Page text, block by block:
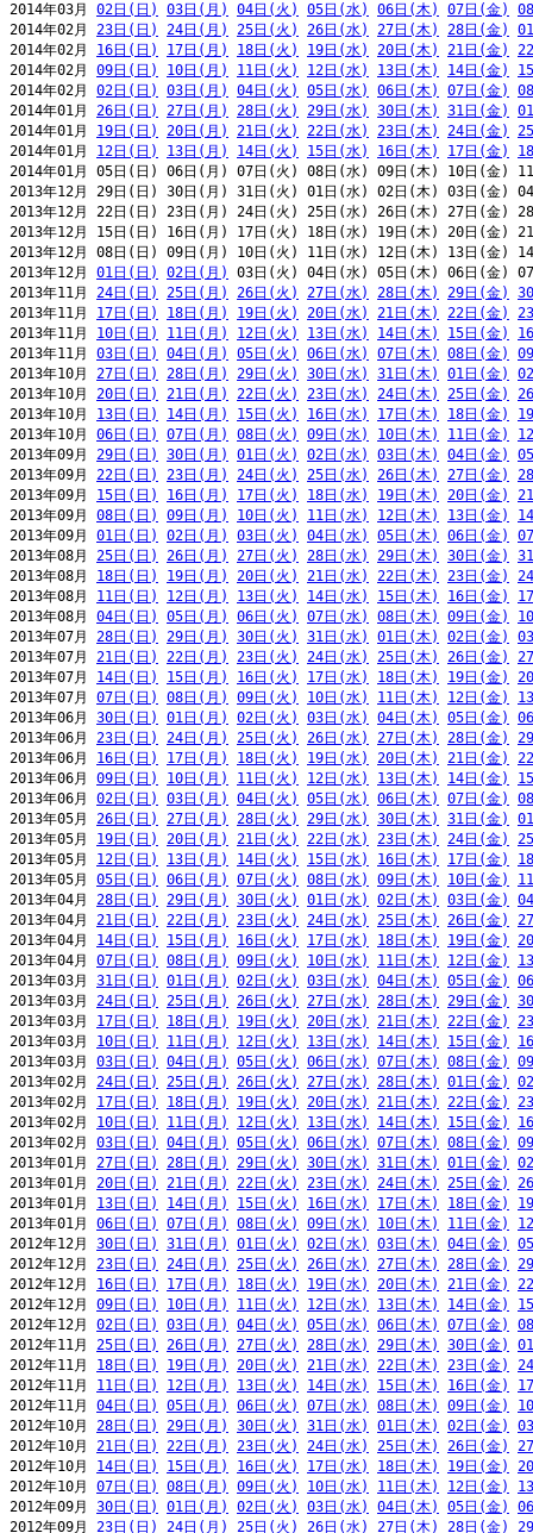
2014年03月 02日(日) 03日(月) 04日(火) 05日(水) 06日(木) 07日(金)
2014年02月 23日(日) 24日(月) 25日(火) 26日(水) 27日(木) 28日(金)
2014年02月 16日(日) 17日(月) 18日(火) 19日(水) 20日(木) 21日(金)
2014年02月 09日(日) 10日(月) 11日(火) 12日(水) 13日(木) 14日(金)
2014年02月 02日(日) 03日(月) 04日(火) 05日(水) 06日(木) 07日(金)
2014年01月 26日(日) 27日(月) 28日(火) 29日(水) 30日(木) 31日(金)
2014年01月 19日(日) 20日(月) 21日(火) 22日(水) 23日(木) 24日(金)
2014年01月 12日(日) 13日(月) 14日(火) 15日(水) 16日(木) 17日(金)
2014年01月 05日(日) 06日(月) 07日(火) 08日(水) 09日(木) 10日(金)
2013年12月 29日(日) 30日(月) 31日(火) 01日(水) 02日(木) 03日(金)
2013年12月 22日(日) 23日(月) 24日(火) 25日(水) 26日(木) 27日(金)
2013年12月 15日(日) 16日(月) 17日(火) 18日(水) 19日(木) 20日(金)
2013年12月 08日(日) 09日(月) 10日(火) 11日(水) 12日(木) 13日(金)
2013年12月 01日(日) 02日(月)
03日(火) 04日(水) 05日(木) 06日(金)
2013年11月 24日(日) 25日(月) 26日(火) 27日(水) 28日(木) 29日(金)
2013年11月 17日(日) 18日(月) 19日(火) 20日(水) 21日(木) 22日(金)
2013年11月 10日(日) 11日(月) 12日(火) 13日(水) 14日(木) 15日(金)
2013年11月 03日(日) 04日(月) 05日(火) 06日(水) 07日(木) 08日(金)
2013年10月 27日(日) 28日(月) 29日(火) 30日(水) 31日(木) 01日(金)
2013年10月 20日(日) 21日(月) 22日(火) 23日(水) 24日(木) 25日(金)
2013年10月 13日(日) 14日(月) 15日(火) 16日(水) 17日(木) 18日(金)
2013年10月 06日(日) 07日(月) 08日(火) 09日(水) 10日(木) 11日(金)
2013年09月 29日(日) 30日(月) 01日(火) 02日(水) 03日(木) 04日(金)
2013年09月 22日(日) 23日(月) 24日(火) 25日(水) 26日(木) 27日(金)
2013年09月 15日(日) 16日(月) 17日(火) 18日(水) 19日(木) 20日(金)
2013年09月 08日(日) 09日(月) 10日(火) 11日(水) 12日(木) 13日(金)
2013年09月 01日(日) 02日(月) 03日(火) 04日(水) 05日(木) 06日(金)
2013年08月 25日(日) 26日(月) 27日(火) 28日(水) 29日(木) 30日(金)
2013年08月 18日(日) 19日(月) 20日(火) 21日(水) 22日(木) 23日(金)
2013年08月 11日(日) 12日(月) 13日(火) 14日(水) 15日(木) 16日(金)
2013年08月 04日(日) 05日(月) 06日(火) 07日(水) 08日(木) 09日(金)
2013年07月 28日(日) 29日(月) 30日(火) 31日(水) 01日(木) 02日(金)
2013年07月 21日(日) 22日(月) 23日(火) 24日(水) 25日(木) 26日(金)
2013年07月 14日(日) 15日(月) 16日(火) 17日(水) 18日(木) 19日(金)
2013年07月 07日(日) 08日(月) 09日(火) 10日(水) 11日(木) 12日(金)
2013年06月 30日(日) 01日(月) 02日(火) 03日(水) 04日(木) 05日(金)
2013年06月 23日(日) 24日(月) 25日(火) 26日(水) 27日(木) 28日(金)
2013年06月 16日(日) 17日(月) 18日(火) 19日(水) 20日(木) 21日(金)
2013年06月 09日(日) 10日(月) 11日(火) 12日(水) 13日(木) 14日(金)
2013年06月 02日(日) 03日(月) 04日(火) 05日(水) 06日(木) 07日(金)
2013年05月 26日(日) 27日(月) 28日(火) 29日(水) 30日(木) 31日(金)
2013年05月 19日(日) 20日(月) 21日(火) 22日(水) 23日(木) 24日(金)
2013年05月 12日(日) 13日(月) 14日(火) 15日(水) 16日(木) 17日(金)
2013年05月 05日(日) 06日(月) 07日(火) 08日(水) 09日(木) 10日(金)
2013年04月 28日(日) 29日(月) 30日(火) 01日(水) 02日(木) 03日(金)
2013年04月 21日(日) 22日(月) 23日(火) 24日(水) 25日(木) 26日(金)
2013年04月 14日(日) 15日(月) 16日(火) 17日(水) 18日(木) 19日(金)
2013年04月 07日(日) 08日(月) 09日(火) 10日(水) 11日(木) 12日(金)
2013年03月 31日(日) 01日(月) 02日(火) 03日(水) 04日(木) 05日(金)
2013年03月 24日(日) 25日(月) 26日(火) 27日(水) 28日(木) 29日(金)
2013年03月 17日(日) 18日(月) 19日(火) 20日(水) 21日(木) 22日(金)
2013年03月 10日(日) 11日(月) 12日(火) 13日(水) 14日(木) 15日(金)
2013年03月 03日(日) 04日(月) 05日(火) 06日(水) 07日(木) 08日(金)
2013年02月 24日(日) 25日(月) 26日(火) 27日(水) 28日(木) 01日(金)
2013年02月 17日(日) 18日(月) 19日(火) 20日(水) 21日(木) 22日(金)
2013年02月 10日(日) 11日(月) 12日(火) 13日(水) 14日(木) 15日(金)
2013年02月 03日(日) 04日(月) 05日(火) 06日(水) 07日(木) 08日(金)
2013年01月 27日(日) 28日(月) 29日(火) 30日(水) 31日(木) 01日(金)
2013年01月 20日(日) 21日(月) 22日(火) 23日(水) 24日(木) 25日(金)
2013年01月 13日(日) 14日(月) 15日(火) 16日(水) 17日(木) 18日(金)
2013年01月 06日(日) 07日(月) 08日(火) 09日(水) 10日(木) 11日(金)
2012年12月 30日(日) 31日(月) 01日(火) 02日(水) 03日(木) 04日(金)
2012年12月 23日(日) 24日(月) 25日(火) 26日(水) 27日(木) 28日(金)
2012年12月 16日(日) 17日(月) 18日(火) 19日(水) 20日(木) 21日(金)
2012年12月 09日(日) 10日(月) 11日(火) 12日(水) 13日(木) 14日(金)
2012年12月 02日(日) 03日(月) 04日(火) 05日(水) 06日(木) 07日(金)
2012年11月 25日(日) 26日(月) 27日(火) 28日(水) 29日(木) 30日(金)
2012年11月 18日(日) 19日(月) 20日(火) 21日(水) 22日(木) 23日(金)
2012年11月 11日(日) 12日(月) 13日(火) 14日(水) 15日(木) 16日(金)
2012年11月 04日(日) 05日(月) 06日(火) 07日(水) 08日(木) 09日(金)
2012年10月 28日(日) 29日(月) 30日(火) 31日(水) 01日(木) 02日(金)
2012年10月 21日(日) 22日(月) 23日(火) 24日(水) 25日(木) 26日(金)
2012年10月 14日(日) 15日(月) 16日(火) 17日(水) 18日(木) 19日(金)
2012年10月 07日(日) 08日(月) 09日(火) 10日(水) 11日(木) 12日(金)
2012年09月 30日(日) 01日(月) 02日(火) 03日(水) 04日(木) 05日(金)
2012年09月 23日(日) 24日(月) 25日(火) 26日(水) 27日(木) 28日(金)